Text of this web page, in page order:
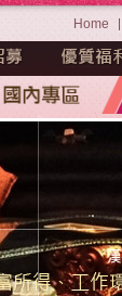
Home